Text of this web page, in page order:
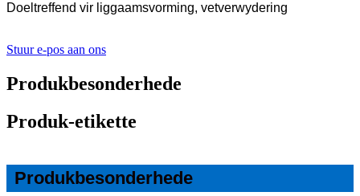
Doeltreffend vir liggaamsvorming, vetverwydering
Stuur e-pos aan ons
Produkbesonderhede
Produk-etikette
Produkbesonderhede